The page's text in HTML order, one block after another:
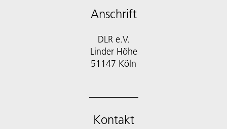
Anschrift
DLR e.V.
Linder Höhe
51147 Köln
Kontakt